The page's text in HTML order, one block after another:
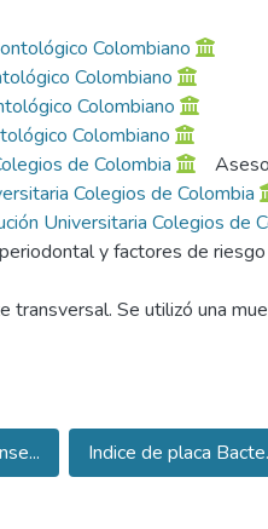
Colombiano
Colombiano
Colombiano
Colombiano
de Colombia
Colegios de Colombia
Universitaria Colegios de
y factores de
Se utilizó una
por
Zipaquirá (Cundinamarca).
de la evaluación clínica.
el examen
para índices de placa (IP)
clínico de inserción
relación con los factores de
Indice de placa